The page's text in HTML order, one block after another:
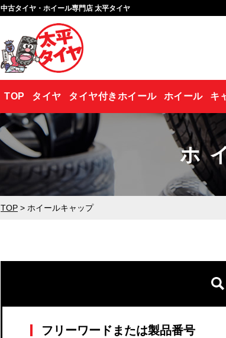
中古タイヤ・ホイール専門店 太平タイヤ
TOP タイヤ タイヤ付きホイール ホイール キ
ホ
TOP > ホイールキャップ
フリーワードまたは製品番号